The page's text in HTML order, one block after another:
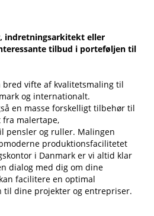
indretningsarkitekt eller
tilbud i porteføljen til
bred vifte af kvalitetsmaling til
og internationalt.
en masse forskelligt tilbehør til
fra malertape,
pensler og ruller. Malingen
produktionsfacilitetet
i Danmark er vi altid klar
dialog med dig om dine
facilitere en optimal
til dine projekter og entrepriser.